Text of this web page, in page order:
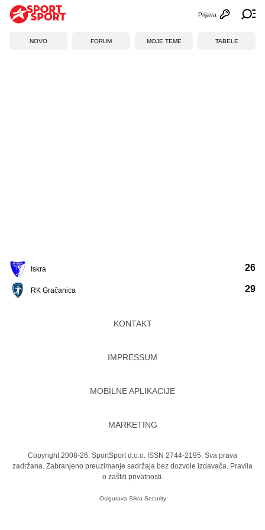
Otvori
Prijava
NOVO FORUM MOJE TEME TABELE
Iskra
RK Gračanica
26
29
KONTAKT
IMPRESSUM
MOBILNE APLIKACIJE
MARKETING
Copyright 2008-26. SportSport d.o.o. ISSN 2744-2195. Sva prava
zadržana. Zabranjeno preuzimanje sadržaja bez dozvole izdavača. Pravila
o zaštiti privatnosti.
Osigurava Sikra Security